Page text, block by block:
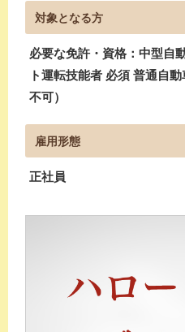
対象となる方
必要な免許・資格：中型自
ト運転技能者 必須 普通自
不可）
雇用形態
正社員